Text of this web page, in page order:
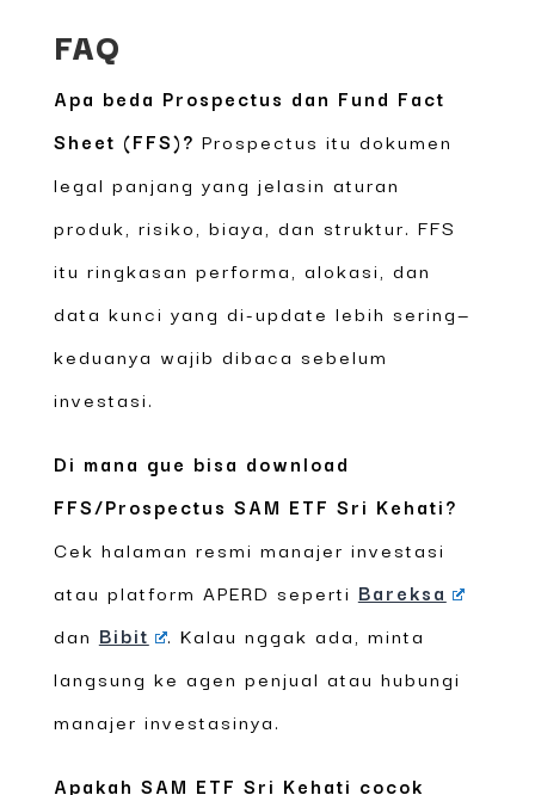
FAQ
Apa beda Prospectus dan Fund Fact
Sheet (FFS)? Prospectus itu dokumen
legal panjang yang jelasin aturan
produk, risiko, biaya, dan struktur. FFS
itu ringkasan performa, alokasi, dan
data kunci yang di-update lebih sering—
keduanya wajib dibaca sebelum
investasi.
Di mana gue bisa download
FFS/Prospectus SAM ETF Sri Kehati?
Cek halaman resmi manajer investasi
atau platform APERD seperti Bareksa
dan Bibit
. Kalau nggak ada, minta
langsung ke agen penjual atau hubungi
manajer investasinya.
Apakah SAM ETF Sri Kehati cocok